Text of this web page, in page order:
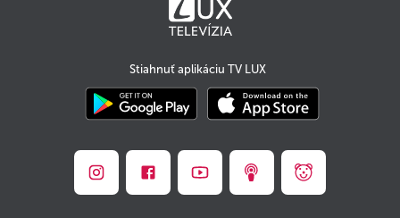
Stiahnuť aplikáciu TV LUX